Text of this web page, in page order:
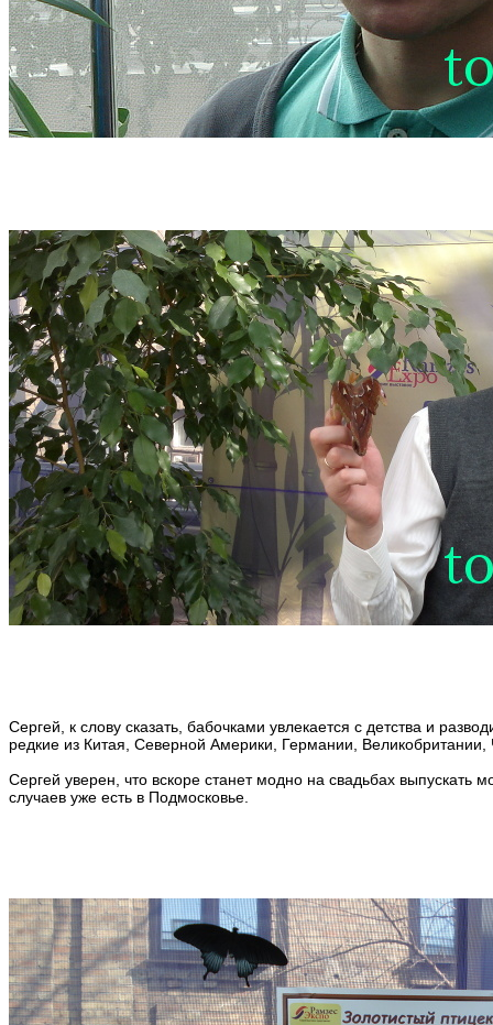
Сергей, к слову сказать, бабочками увлекается с детства и
редкие из Китая, Северной Америки, Германии,
Сергей уверен, что вскоре станет модно на свадьбах
случаев уже есть в Подмосковье.